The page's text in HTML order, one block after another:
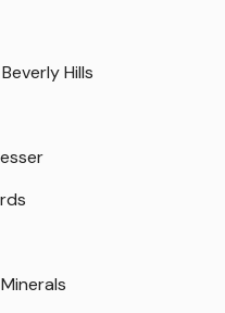
Hills